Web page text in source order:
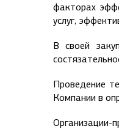
факторах
услуг,
В своей
Проведение
Компании в